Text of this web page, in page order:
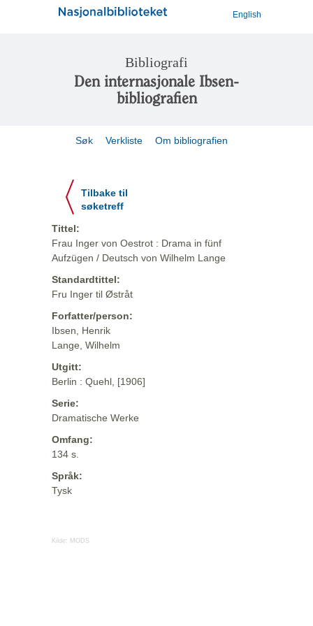
English
Bibliografi
Den internasjonale Ibsen-
bibliografien
Søk Verkliste Om bibliografien
Tilbake til
søketreff
Tittel:
Frau Inger von Oestrot : Drama in fünf
Aufzügen / Deutsch von Wilhelm Lange
Standardtittel:
Fru Inger til Østråt
Forfatter/person:
Ibsen, Henrik
Lange, Wilhelm
Utgitt:
Berlin : Quehl, [1906]
Serie:
Dramatische Werke
Omfang:
134 s.
Språk:
Tysk
Kilde: MODS